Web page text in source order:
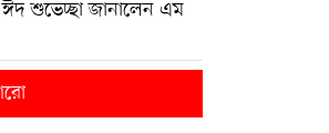
শুভেচ্ছা জানালেন এম